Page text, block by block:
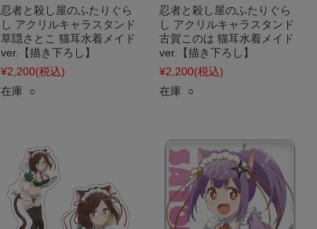
忍者と殺し屋のふたりぐら
し アクリルキャラスタンド
草隠さとこ 猫耳水着メイド
ver.【描き下ろし】
¥2,200(税込)
在庫 ○
忍者と殺し屋のふたりぐら
し アクリルキャラスタンド
古賀このは 猫耳水着メイド
ver.【描き下ろし】
¥2,200(税込)
在庫 ○